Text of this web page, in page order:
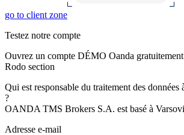
go to client zone
Testez notre compte
Ouvrez un compte DÉMO Oanda gratuitement
Rodo section
Qui est responsable du traitement des données
?
OANDA TMS Brokers S.A. est basé à
Adresse e-mail